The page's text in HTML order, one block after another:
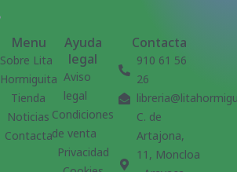
Menu
Sobre Lita
Hormiguita
Tienda
Noticias
Contacta
Ayuda
legal
Aviso
legal
Condiciones
de venta
Privacidad
Contacta
910 61 56
26
C. de
Artajona,
11, Moncloa